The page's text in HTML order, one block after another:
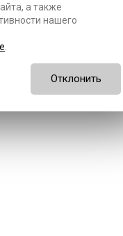
а также
нашего
Отклонить